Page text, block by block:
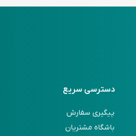
دسترسی سریع
پیگیری سفارش
باشگاه مشتریان